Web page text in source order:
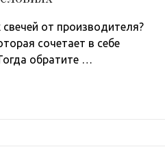
от производителя?
сочетает в себе
обратите …